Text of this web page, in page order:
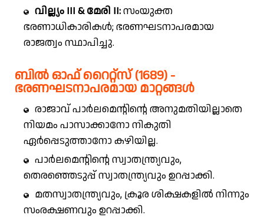
വില്ല്യം III & മേരി II:സംയുക്ത
ഭരണാധികാരികൾ; ഭരണഘടനാപരമായ
രാജത്വം സ്ഥാപിച്ചു.
ബിൽ ഓഫ് റൈറ്റ്സ് (1689) -
ഭരണഘടനാപരമായ മാറ്റങ്ങൾ
രാജാവ് പാർലമെന്റിന്റെ അനുമതിയില്ലാതെ
നിയമം പാസാക്കാനോ നികുതി
ഏർപ്പെടുത്താനോ കഴിയില്ല.
പാർലമെന്റിന്റെ സ്വാതന്ത്ര്യവും,
തെരഞ്ഞെടുപ്പ് സ്വാതന്ത്ര്യവും ഉറപ്പാക്കി.
മതസ്വാതന്ത്ര്യവും, ക്രൂര ശിക്ഷകളിൽ നിന്നും
സംരക്ഷണവും ഉറപ്പാക്കി.